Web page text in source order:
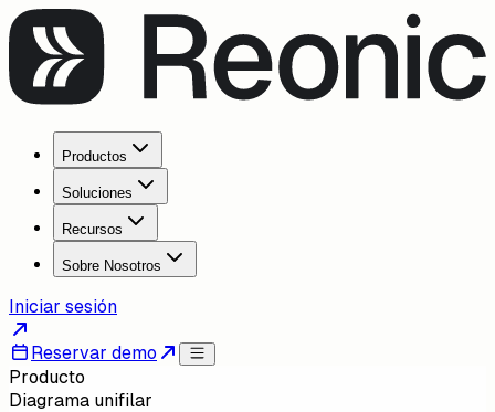
Productos
Soluciones
Recursos
Sobre Nosotros
Iniciar sesión
Reservar demo
Producto
Diagrama unifilar